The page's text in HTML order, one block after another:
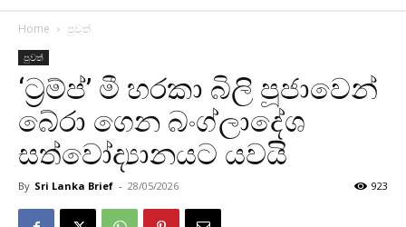
Home පුවත්
පුවත්
‘ට්‍රම්ප්’ මී හරකා බිලි පූජාවෙන්
බේරා ගෙන බංග්ලාදේශ
සත්වෝද්‍යානයට යවයි
By Sri Lanka Brief - 28/05/2026 923